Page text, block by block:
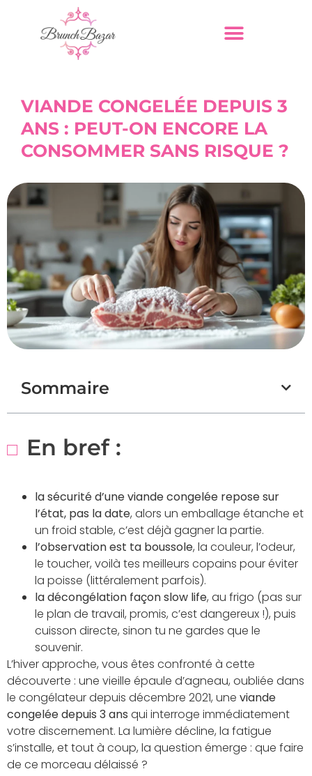
VIANDE CONGELÉE DEPUIS 3
ANS : PEUT-ON ENCORE LA
CONSOMMER SANS RISQUE ?
Sommaire
En bref :
la sécurité d’une viande congelée repose sur
l’état, pas la date, alors un emballage étanche et
un froid stable, c’est déjà gagner la partie.
l’observation est ta boussole, la couleur, l’odeur,
le toucher, voilà tes meilleurs copains pour éviter
la poisse (littéralement parfois).
la décongélation façon slow life, au frigo (pas sur
le plan de travail, promis, c’est dangereux !), puis
cuisson directe, sinon tu ne gardes que le
souvenir.
L’hiver approche, vous êtes confronté à cette
découverte : une vieille épaule d’agneau, oubliée dans
le congélateur depuis décembre 2021, une viande
congelée depuis 3 ans qui interroge immédiatement
votre discernement. La lumière décline, la fatigue
s’installe, et tout à coup, la question émerge : que faire
de ce morceau délaissé ?